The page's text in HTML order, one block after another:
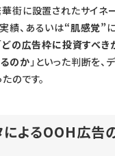
華街に設置されたサイネ
績、あるいは“肌感覚”
どの広告枠に投資すべき
のか」といった判断を
のです。
よるOOH広告